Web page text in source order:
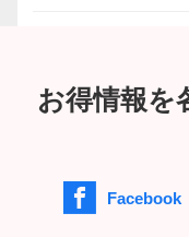
お得情報を
Facebook